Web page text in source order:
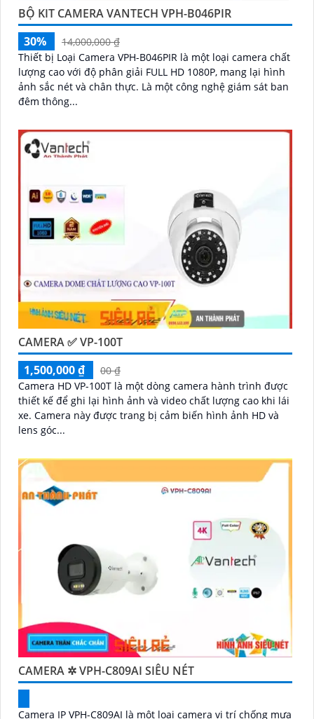
BỘ KIT CAMERA VANTECH VPH-B046PIR
30%
14,000,000 ₫
Thiết bị Loại Camera VPH-B046PIR là một loại camera chất
lượng cao với độ phân giải FULL HD 1080P, mang lại hình
ảnh sắc nét và chân thực. Là một công nghệ giám sát ban
đêm thông...
CAMERA ✅ VP-100T
1,500,000 ₫
00 ₫
Camera HD VP-100T là một dòng camera hành trình được
thiết kế để ghi lại hình ảnh và video chất lượng cao khi lái
xe. Camera này được trang bị cảm biến hình ảnh HD và
lens góc...
CAMERA ✲ VPH-C809AI SIÊU NÉT
Camera IP VPH-C809AI là một loại camera vị trí chống mưa